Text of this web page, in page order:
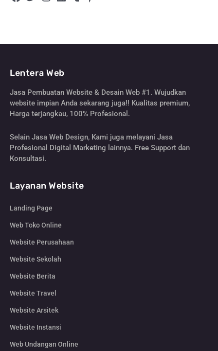
Lentera Web
Jasa Pembuatan Website & Desain Web #1. Wujudkan
website impian Anda sekarang juga!! Kualitas premium,
Harga terjangkau, 100% Profesional.
Selain Jasa Web Design, Kami juga melayani Jasa
Profesional Digital Marketing lainnya. Free Support dan
Konsultasi.
Layanan Website
Landing Page
Web Toko Online
Website Perusahaan
Website Sekolah
Website Berita
Website Travel
Website Arsitek
Website Instansi
Web Undangan Online